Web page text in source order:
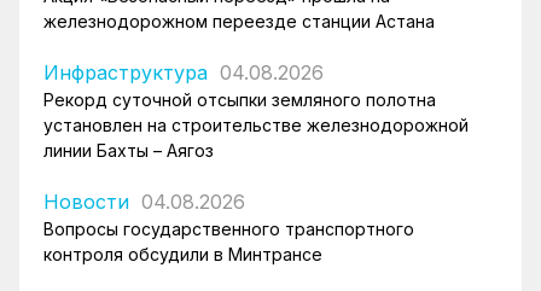
железнодорожном переезде станции Астана
Инфраструктура 04.08.2026
Рекорд суточной отсыпки земляного полотна
установлен на строительстве железнодорожной
линии Бахты – Аягоз
Новости 04.08.2026
Вопросы государственного транспортного
контроля обсудили в Минтрансе